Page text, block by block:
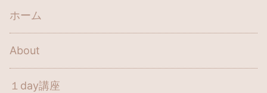
ホーム
About
１day講座